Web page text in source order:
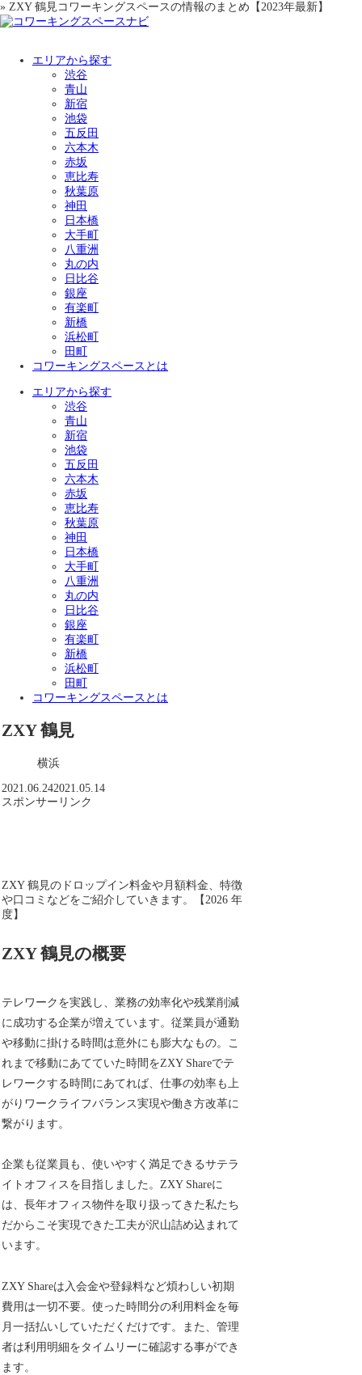
» ZXY 鶴見コワーキングスペースの情報のまとめ【2023年最新】
エリアから探す
渋谷
青山
新宿
池袋
五反田
六本木
赤坂
恵比寿
秋葉原
神田
日本橋
大手町
八重洲
丸の内
日比谷
銀座
有楽町
新橋
浜松町
田町
コワーキングスペースとは
エリアから探す
渋谷
青山
新宿
池袋
五反田
六本木
赤坂
恵比寿
秋葉原
神田
日本橋
大手町
八重洲
丸の内
日比谷
銀座
有楽町
新橋
浜松町
田町
コワーキングスペースとは
ZXY 鶴見
横浜
2021.06.242021.05.14
スポンサーリンク
ZXY 鶴見のドロップイン料金や月額料金、特徴
や口コミなどをご紹介していきます。【2026 年
度】
ZXY 鶴見の概要
テレワークを実践し、業務の効率化や残業削減
に成功する企業が増えています。従業員が通勤
や移動に掛ける時間は意外にも膨大なもの。こ
れまで移動にあてていた時間をZXY Shareでテ
レワークする時間にあてれば、仕事の効率も上
がりワークライフバランス実現や働き方改革に
繋がります。
企業も従業員も、使いやすく満足できるサテラ
イトオフィスを目指しました。ZXY Shareに
は、長年オフィス物件を取り扱ってきた私たち
だからこそ実現できた工夫が沢山詰め込まれて
います。
ZXY Shareは入会金や登録料など煩わしい初期
費用は一切不要。使った時間分の利用料金を毎
月一括払いしていただくだけです。また、管理
者は利用明細をタイムリーに確認する事ができ
ます。